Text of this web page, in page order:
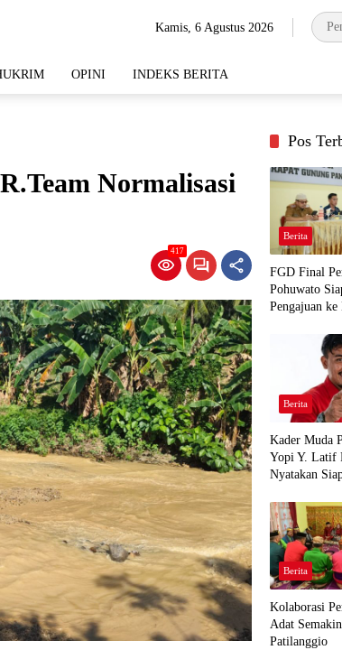
Kamis, 6 Agustus 2026
OPINI INDEKS BERITA
Normalisasi
417
Pos
Berita
FGD Final
Pohuwato
Pengajuan
Berita
Kader Muda
Yopi Y. Latif
Nyatakan
Demi Kawal
Panua
Berita
Kolaborasi
Adat
Patilanggio